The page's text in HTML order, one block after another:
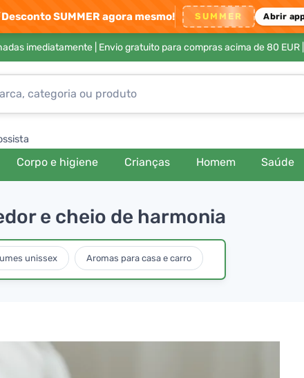
Desconto SUMMER agora mesmo! SUMMER Abrir
imediatamente | Envio gratuito para compras acima de 80 EUR|
Corpo e higiene Crianças Homem Saúde
e cheio de harmonia
unissex Aromas para casa e carro